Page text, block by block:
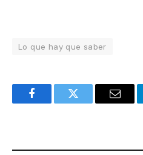
Lo que hay que saber
FacebookTwitter Email